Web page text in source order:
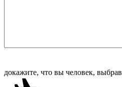
докажите, что вы человек, выбрав